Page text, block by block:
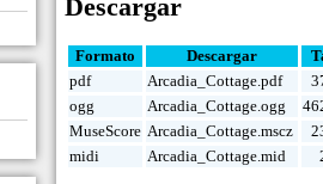
Descargar
Formato Descargar
pdf
Arcadia_Cottage.pdf
ogg
Arcadia_Cottage.ogg
MuseScore Arcadia_Cottage.mscz
midi
Arcadia_Cottage.mid